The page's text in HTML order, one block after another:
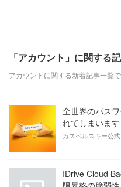
「アカウント」に関する
アカウントに関する新着記事一覧で
全世界のパス
れてしまいます
カスペルスキー公
IDrive Cloud